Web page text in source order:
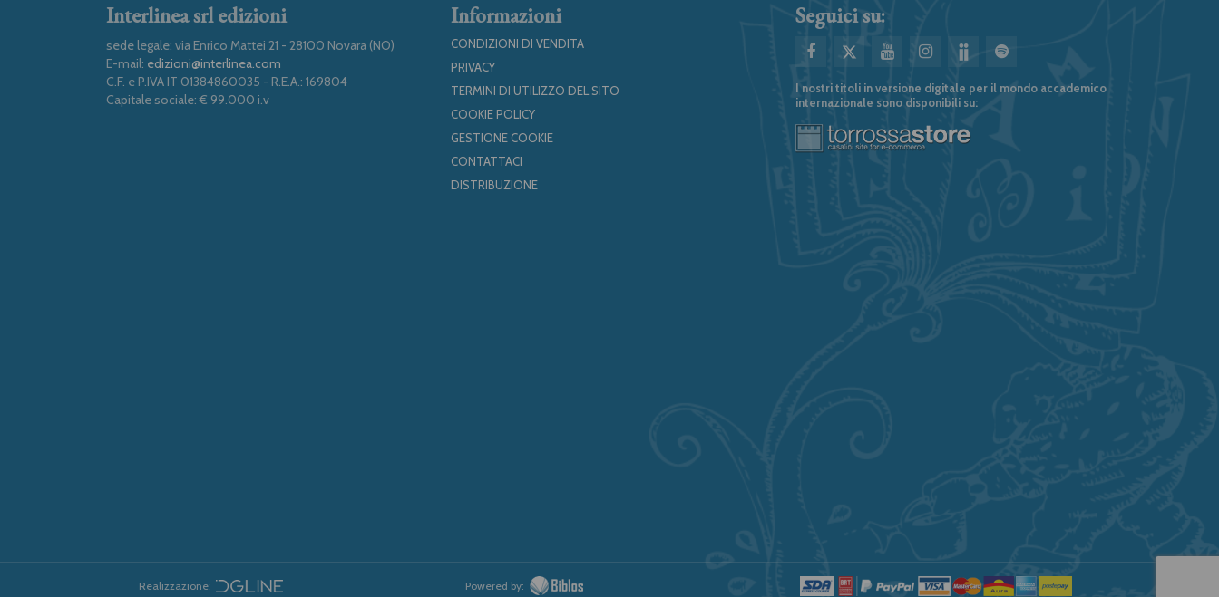
Interlinea srl edizioni
sede legale: via Enrico Mattei 21 - 28100 Novara (NO)
E-mail: edizioni@interlinea.com
C.F. e P.IVA IT 01384860035 - R.E.A.: 169804
Capitale sociale: € 99.000 i.v
Informazioni
CONDIZIONI DI VENDITA
PRIVACY
TERMINI DI UTILIZZO DEL SITO
COOKIE POLICY
GESTIONE COOKIE
CONTATTACI
DISTRIBUZIONE
Seguici su:
I nostri titoli in versione digitale per il mondo accademico
internazionale sono disponibili su:
Realizzazione: Powered by: